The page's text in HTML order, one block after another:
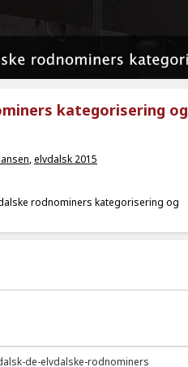
kategorisering og
,elvdalsk 2015
rodnominers kategorisering og